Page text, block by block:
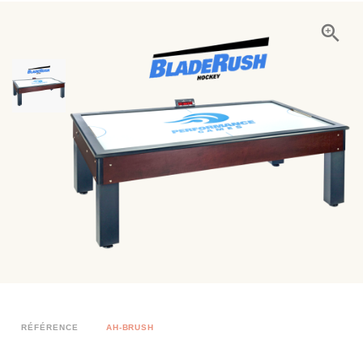
RÉFÉRENCE AH-BRUSH